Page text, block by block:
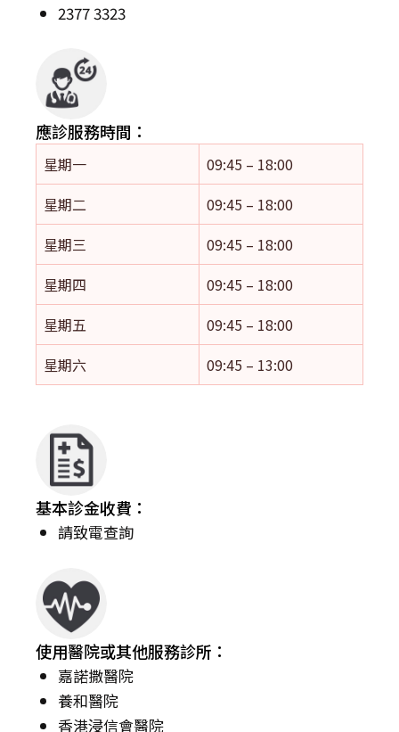
2377 3323
應診服務時間：
星期一
09:45 – 18:00
星期二
09:45 – 18:00
星期三
09:45 – 18:00
星期四
09:45 – 18:00
星期五
09:45 – 18:00
星期六
09:45 – 13:00
基本診金收費：
請致電查詢
使用醫院或其他服務診所：
嘉諾撒醫院
養和醫院
香港浸信會醫院